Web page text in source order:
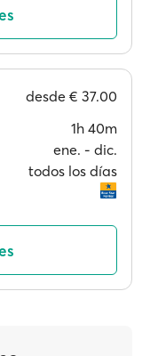
desde € 37.00
1h 40m
ene. ‐ dic.
todos los días